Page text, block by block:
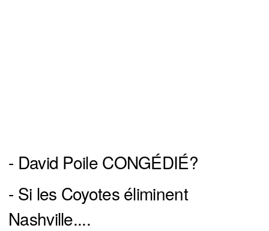
- David Poile CONGÉDIÉ?
- Si les Coyotes éliminent
Nashville....